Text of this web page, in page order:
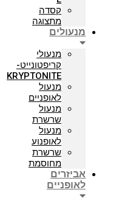
קסדה
מתצוגה
מנעולים
מנעולי
קריפטונייט-
KRYPTONITE
מנעול
לאופניים
מנעול
שרשרת
מנעול
לאופנוע
שרשרת
מחוסמת
אביזרים
לאופניים